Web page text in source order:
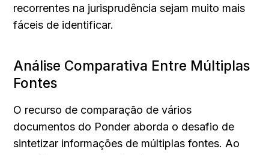
recorrentes na jurisprudência sejam muito mais
fáceis de identificar.
Análise Comparativa Entre Múltiplas
Fontes
O recurso de comparação de vários
documentos do Ponder aborda o desafio de
sintetizar informações de múltiplas fontes. Ao